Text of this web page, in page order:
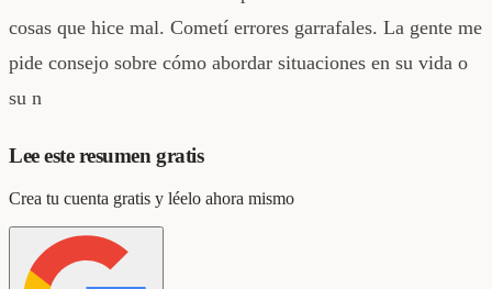
cosas que hice mal. Cometí errores garrafales. La gente me
pide consejo sobre cómo abordar situaciones en su vida o
su n
Lee este resumen gratis
Crea tu cuenta gratis y léelo ahora mismo